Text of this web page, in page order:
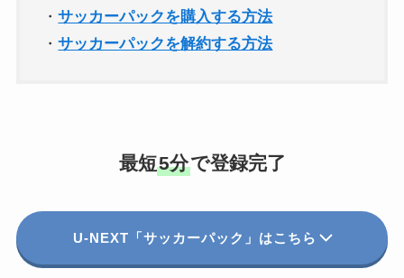
・サッカーパックを購入する方法
・サッカーパックを解約する方法
最短5分で登録完了
U-NEXT「サッカーパック」はこちら